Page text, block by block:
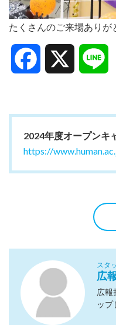
たくさんのご来場ありが
Facebook
2024年度オープンキ
https://
スタ
広
広報
ップ